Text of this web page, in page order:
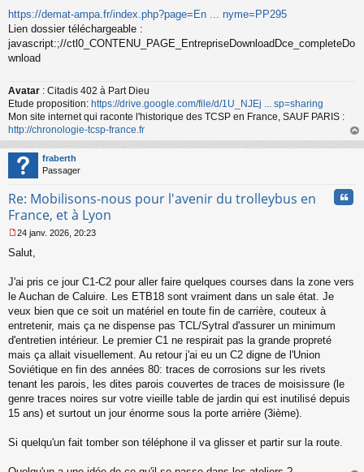
e
n
o
n
https://demat-ampa.fr/index.php?page=En ... nyme=PP295
Lien dossier téléchargeable :
javascript:;//ctl0_CONTENU_PAGE_EntrepriseDownloadDce_completeDo
wnload
Avatar : Citadis 402 à Part Dieu
Etude proposition: https://drive.google.com/file/d/1U_NJEj ... sp=sharing
Mon site internet qui raconte l'historique des TCSP en France, SAUF PARIS :
http://chronologie-tcsp-france.fr
au
fraberth
Passager
Re: Mobilisons-nous pour l'avenir du trolleybus en
France, et à Lyon
e
s
a
g
e
n
o
n
u
24 janv. 2026, 20:23
Salut,
J'ai pris ce jour C1-C2 pour aller faire quelques courses dans la zone vers
le Auchan de Caluire. Les ETB18 sont vraiment dans un sale état. Je
veux bien que ce soit un matériel en toute fin de carrière, couteux à
entretenir, mais ça ne dispense pas TCL/Sytral d'assurer un minimum
d'entretien intérieur. Le premier C1 ne respirait pas la grande propreté
mais ça allait visuellement. Au retour j'ai eu un C2 digne de l'Union
Soviétique en fin des années 80: traces de corrosions sur les rivets
tenant les parois, les dites parois couvertes de traces de moisissure (le
genre traces noires sur votre vieille table de jardin qui est inutilisé depuis
15 ans) et surtout un jour énorme sous la porte arrière (3ième).
Si quelqu'un fait tomber son téléphone il va glisser et partir sur la route.